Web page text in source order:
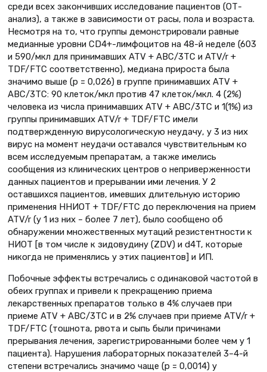
среди всех закончивших исследование пациентов (ОТ-
анализ), а также в зависимости от расы, пола и возраста.
Несмотря на то, что группы демонстрировали равные
медианные уровни CD4+-лимфоцитов на 48-й неделе (603
и 590/мкл для принимавших ATV + ABC/3TC и ATV/r +
TDF/FTC соответственно), медиана прироста была
значимо выше (p = 0,026) в группе принимавших ATV +
АВС/3ТС: 90 клеток/мкл против 47 клеток/мкл. 4 (2%)
человека из числа принимавших ATV + АВС/3ТС и 1(1%) из
группы принимавших ATV/r + TDF/FTC имели
подтвержденную вирусологическую неудачу, у 3 из них
вирус на момент неудачи оставался чувствительным ко
всем исследуемым препаратам, а также имелись
сообщения из клинических центров о неприверженности
данных пациентов и прерывании ими лечения. У 2
оставшихся пациентов, имевших длительную историю
применения ННИОТ + TDF/FTC до переключения на прием
ATV/r (у 1 из них – более 7 лет), было сообщено об
обнаружении множественных мутаций резистентности к
НИОТ [в том числе к зидовудину (ZDV) и d4T, которые
никогда не применялись у этих пациентов] и ИП.
Побочные эффекты встречались с одинаковой частотой в
обеих группах и привели к прекращению приема
лекарственных препаратов только в 4% случаев при
приеме ATV + ABC/3TC и в 2% случаев при приеме ATV/r +
TDF/FTC (тошнота, рвота и сыпь были причинами
прерывания лечения, зарегистрированными более чем у 1
пациента). Нарушения лабораторных показателей 3–4-й
степени встречались значимо чаще (p = 0,0014) у